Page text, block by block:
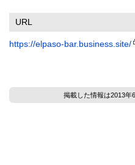
URL
https://elpaso-bar.business.site/
掲載した情報は2013年